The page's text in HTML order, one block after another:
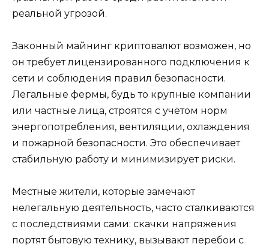
реальной угрозой.
Законный майнинг криптовалют возможен, но
он требует лицензированного подключения к
сети и соблюдения правил безопасности.
Легальные фермы, будь то крупные компании
или частные лица, строятся с учётом норм
энергопотребления, вентиляции, охлаждения
и пожарной безопасности. Это обеспечивает
стабильную работу и минимизирует риски.
Местные жители, которые замечают
нелегальную деятельность, часто сталкиваются
с последствиями сами: скачки напряжения
портят бытовую технику, вызывают перебои с